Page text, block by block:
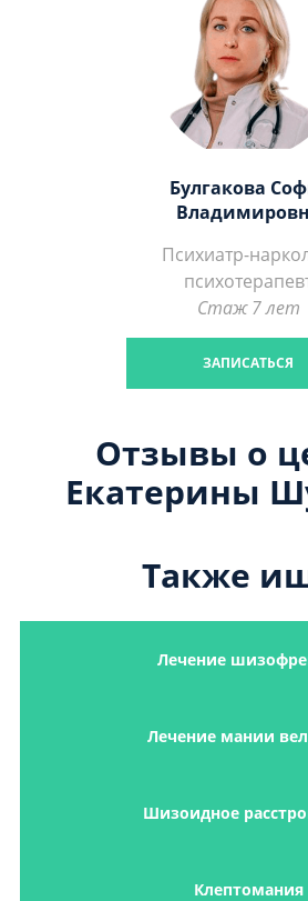
Булгакова
Психиатр-
Стаж 7 лет
ЗАПИСАТЬСЯ
Отзывы о
Екатерины
Также
Лечение
Лечение мании
Шизоидное
Клептомания